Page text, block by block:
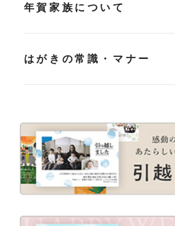
年賀家族について
はがきの常識・マナー